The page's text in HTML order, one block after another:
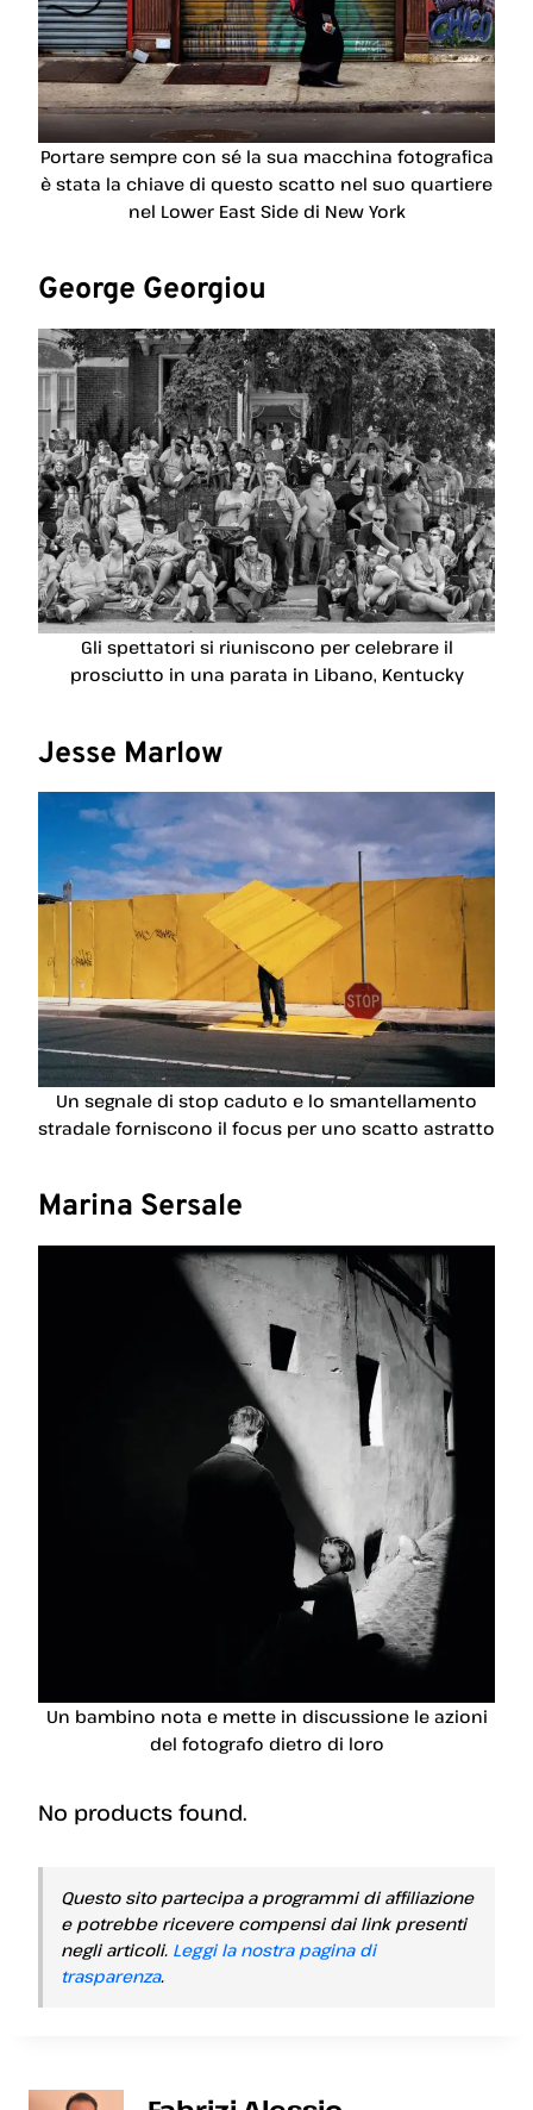
Portare sempre con sé la sua macchina fotografica
è stata la chiave di questo scatto nel suo quartiere
nel Lower East Side di New York
George Georgiou
Gli spettatori si riuniscono per celebrare il
prosciutto in una parata in Libano, Kentucky
Jesse Marlow
Un segnale di stop caduto e lo smantellamento
stradale forniscono il focus per uno scatto astratto
Marina Sersale
Un bambino nota e mette in discussione le azioni
del fotografo dietro di loro
No products found.
Questo sito partecipa a programmi di affiliazione
e potrebbe ricevere compensi dai link presenti
negli articoli. Leggi la nostra pagina di
trasparenza.